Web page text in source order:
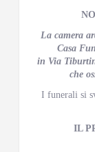
La camera
Casa
in Via
che
I funerali si
IL